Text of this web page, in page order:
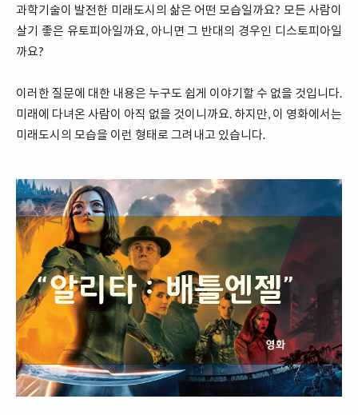
과학기술이 발전한 미래도시의 삶은 어떤 모습일까요? 모든 사람이
살기 좋은 유토피아일까요, 아니면 그 반대의 경우인 디스토피아일
까요?
이러한 질문에 대한 내용은 누구도 쉽게 이야기할 수 없을 것입니다.
미래에 다녀온 사람이 아직 없을 것이니까요. 하지만, 이 영화에서는
미래도시의 모습을 이런 형태로 그려내고 있습니다.